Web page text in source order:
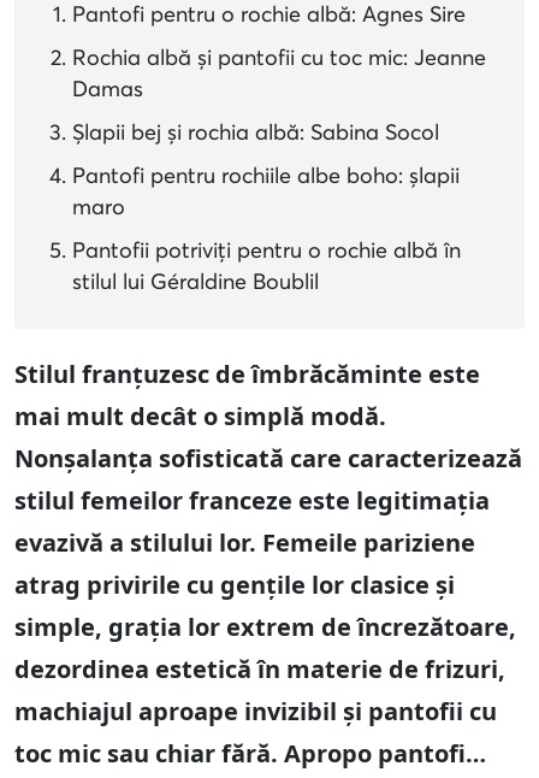
Pantofi pentru o rochie albă: Agnes Sire
Rochia albă și pantofii cu toc mic: Jeanne
Damas
Șlapii bej și rochia albă: Sabina Socol
Pantofi pentru rochiile albe boho: șlapii
maro
Pantofii potriviți pentru o rochie albă în
stilul lui Géraldine Boublil
Stilul franțuzesc de îmbrăcăminte este
mai mult decât o simplă modă.
Nonșalanța sofisticată care caracterizează
stilul femeilor franceze este legitimația
evazivă a stilului lor. Femeile pariziene
atrag privirile cu gențile lor clasice și
simple, grația lor extrem de încrezătoare,
dezordinea estetică în materie de frizuri,
machiajul aproape invizibil și pantofii cu
toc mic sau chiar fără. Apropo pantofi…